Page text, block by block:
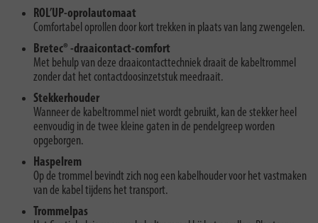
ROL’UP-oprolautomaat
Comfortabel oprollen door kort trekken in plaats van lang zwengelen.
Bretec® -draaicontact-comfort
Met behulp van deze draaicontacttechniek draait de kabeltrommel
zonder dat het contactdoosinzetstuk meedraait.
Stekkerhouder
Wanneer de kabeltrommel niet wordt gebruikt, kan de stekker heel
eenvoudig in de twee kleine gaten in de pendelgreep worden
opgeborgen.
Haspelrem
Op de trommel bevindt zich nog een kabelhouder voor het vastmaken
van de kabel tijdens het transport.
Trommelpas